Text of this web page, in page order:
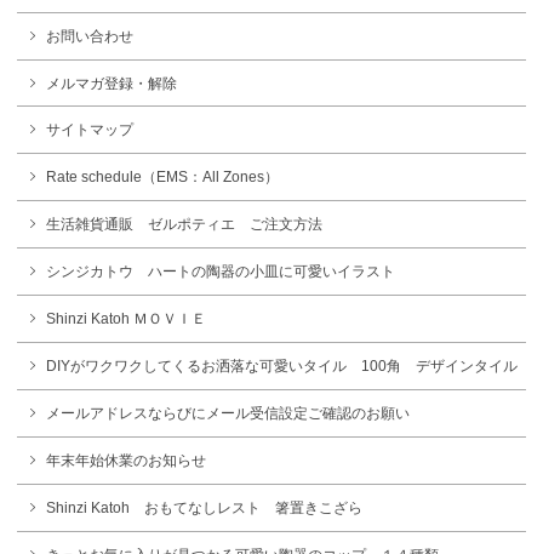
お問い合わせ
メルマガ登録・解除
サイトマップ
Rate schedule（EMS：All Zones）
生活雑貨通販 ゼルポティエ ご注文方法
シンジカトウ ハートの陶器の小皿に可愛いイラスト
Shinzi Katoh ＭＯＶＩＥ
DIYがワクワクしてくるお洒落な可愛いタイル 100角 デザインタイル
メールアドレスならびにメール受信設定ご確認のお願い
年末年始休業のお知らせ
Shinzi Katoh おもてなしレスト 箸置きこざら